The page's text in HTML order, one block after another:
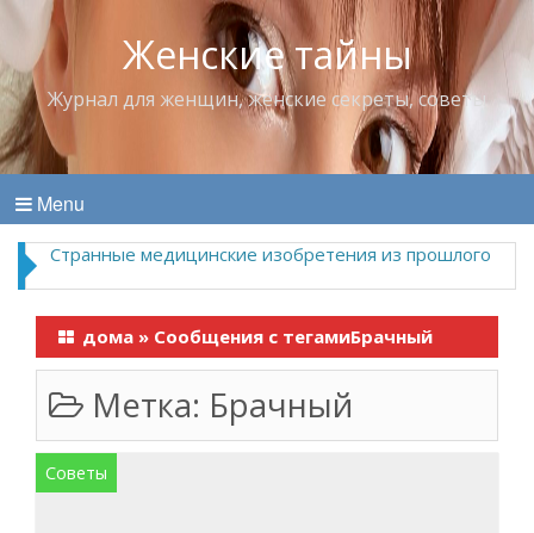
Женские тайны
Журнал для женщин, женские секреты, советы
Menu
Странные медицинские изобретения из прошлого
дома » Сообщения с тегамиБрачный
Метка: Брачный
Советы